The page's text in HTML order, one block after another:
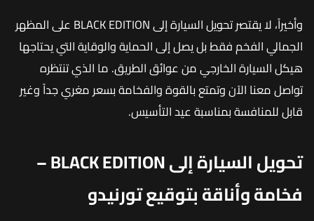
وأخيراً، لا يقتصر تحويل السيارة إلى BLACK EDITION على المظهر
الجمالي الفخم فقط بل يصل إلى الحماية والوقاية التي يحتاجها
هيكل السيارة الخارجي من عوائق الطريق. ما الذي تنتظره
تواصل معنا الآن وتمتع بالقوة والفخامة بسعر مغري جداً وغير
قابل للمنافسة بمناسبة عيد التأسيس.
تحويل السيارة إلى BLACK EDITION –
فخامة وأناقة بتوقيع تورنيدو